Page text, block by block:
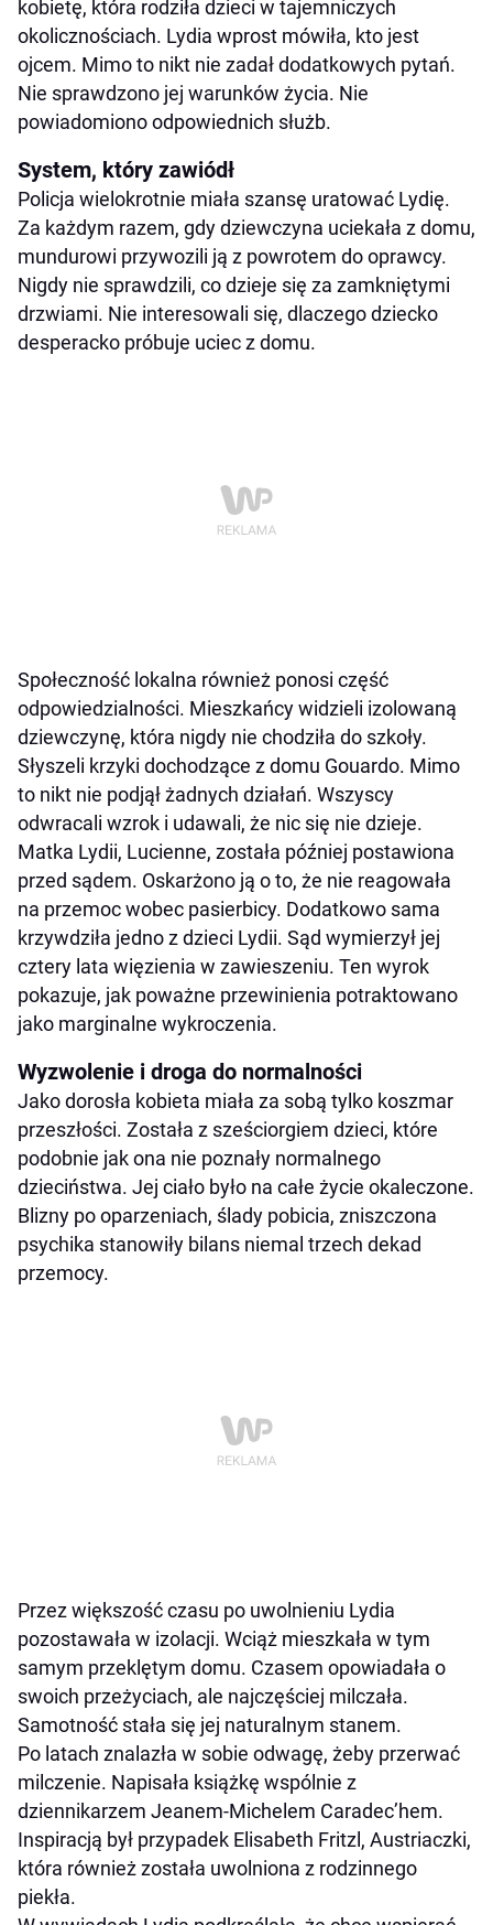
kobietę, która rodziła dzieci w tajemniczych
okolicznościach. Lydia wprost mówiła, kto jest
ojcem. Mimo to nikt nie zadał dodatkowych pytań.
Nie sprawdzono jej warunków życia. Nie
powiadomiono odpowiednich służb.
System, który zawiódł
Policja wielokrotnie miała szansę uratować Lydię.
Za każdym razem, gdy dziewczyna uciekała z domu,
mundurowi przywozili ją z powrotem do oprawcy.
Nigdy nie sprawdzili, co dzieje się za zamkniętymi
drzwiami. Nie interesowali się, dlaczego dziecko
desperacko próbuje uciec z domu.
Społeczność lokalna również ponosi część
odpowiedzialności. Mieszkańcy widzieli izolowaną
dziewczynę, która nigdy nie chodziła do szkoły.
Słyszeli krzyki dochodzące z domu Gouardo. Mimo
to nikt nie podjął żadnych działań. Wszyscy
odwracali wzrok i udawali, że nic się nie dzieje.
Matka Lydii, Lucienne, została później postawiona
przed sądem. Oskarżono ją o to, że nie reagowała
na przemoc wobec pasierbicy. Dodatkowo sama
krzywdziła jedno z dzieci Lydii. Sąd wymierzył jej
cztery lata więzienia w zawieszeniu. Ten wyrok
pokazuje, jak poważne przewinienia potraktowano
jako marginalne wykroczenia.
Wyzwolenie i droga do normalności
Jako dorosła kobieta miała za sobą tylko koszmar
przeszłości. Została z sześciorgiem dzieci, które
podobnie jak ona nie poznały normalnego
dzieciństwa. Jej ciało było na całe życie okaleczone.
Blizny po oparzeniach, ślady pobicia, zniszczona
psychika stanowiły bilans niemal trzech dekad
przemocy.
Przez większość czasu po uwolnieniu Lydia
pozostawała w izolacji. Wciąż mieszkała w tym
samym przeklętym domu. Czasem opowiadała o
swoich przeżyciach, ale najczęściej milczała.
Samotność stała się jej naturalnym stanem.
Po latach znalazła w sobie odwagę, żeby przerwać
milczenie. Napisała książkę wspólnie z
dziennikarzem Jeanem-Michelem Caradec’hem.
Inspiracją był przypadek Elisabeth Fritzl, Austriaczki,
która również została uwolniona z rodzinnego
piekła.